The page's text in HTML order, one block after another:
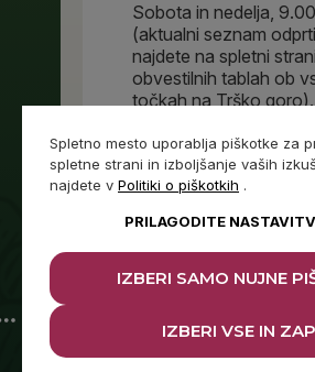
Sobota in nedelja,
(aktualni seznam
najdete na spletni
obvestilnih tablah ob
točkah na Trško goro).
kontaktni številki:
Več o produktuOdprte
Tel:+386 (0)40 650 051
E-naslov:
Spletno mesto uporablja piškotke za
spletne strani in izboljšanje vaših
najdete v Politiki o piškotkih .
PRILAGODITE
IZBERI SAMO NUJNE
IZBERI VSE IN